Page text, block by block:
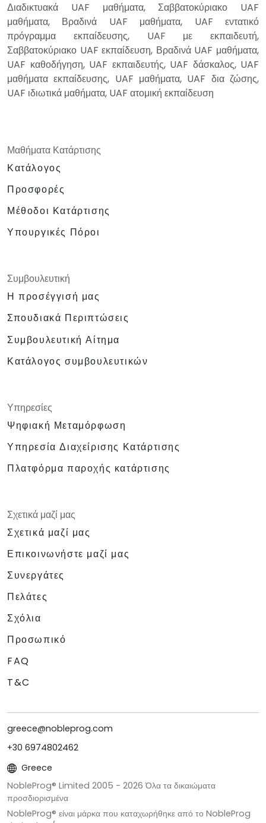
Διαδικτυακά UAF μαθήματα, Σαββατοκύριακο UAF
μαθήματα, Βραδινά UAF μαθήματα, UAF εντατικό
πρόγραμμα εκπαίδευσης, UAF με εκπαιδευτή,
Σαββατοκύριακο UAF εκπαίδευση, Βραδινά UAF μαθήματα,
UAF καθοδήγηση, UAF εκπαιδευτής, UAF δάσκαλος, UAF
μαθήματα εκπαίδευσης, UAF μαθήματα, UAF δια ζώσης,
UAF ιδιωτικά μαθήματα, UAF ατομική εκπαίδευση
Μαθήματα Κατάρτισης
Κατάλογος
Προσφορές
Μέθοδοι Κατάρτισης
Υπουργικές Πόροι
Συμβουλευτική
Η προσέγγισή μας
Σπουδιακά Περιπτώσεις
Συμβουλευτική Αίτημα
Κατάλογος συμβουλευτικών
Υπηρεσίες
Ψηφιακή Μεταμόρφωση
Υπηρεσία Διαχείρισης Κατάρτισης
Πλατφόρμα παροχής κατάρτισης
Σχετικά μαζί μας
Σχετικά μαζί μας
Επικοινωνήστε μαζί μας
Συνεργάτες
Πελάτες
Σχόλια
Προσωπικό
FAQ
T&C
greece@nobleprog.com
+30 6974802462
Greece
NobleProg® Limited 2005 - 2026 Όλα τα δικαιώματα
προσδιορισμένα
NobleProg® είναι μάρκα που καταχωρήθηκε από το NobleProg